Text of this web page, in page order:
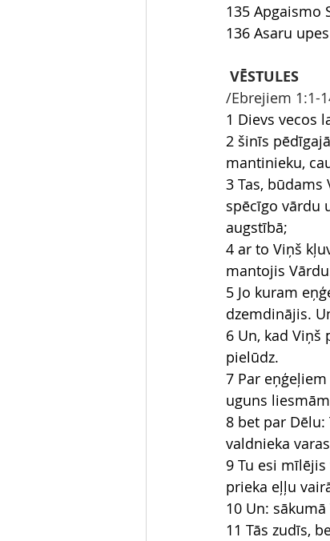
135 Apgaismo
136 Asaru
VĒSTULES
/Ebrejiem 1:1-
1 Dievs vecos
2 šinīs
mantinieku,
3 Tas,
spēcīgo vārdu
augstībā;
4 ar to Viņš
mantojis
5 Jo kuram
dzemdinājis.
6 Un, kad Viņš
pielūdz.
7 Par
uguns
8 bet par
valdnieka
9 Tu esi
prieka eļļu
10 Un:
11 Tās zudīs,